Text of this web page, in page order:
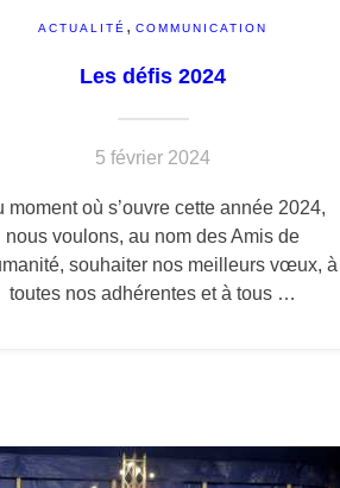
ACTUALITÉ ,COMMUNICATION
Les défis 2024
5 février 2024
moment où s’ouvre cette année 2024,
nous voulons, au nom des Amis de
souhaiter nos meilleurs vœux, à
toutes nos adhérentes et à tous …